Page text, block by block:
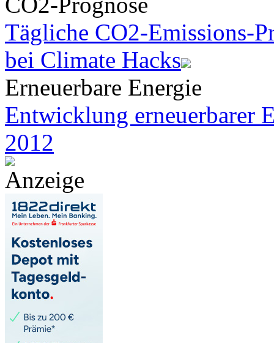
Tägliche CO2-Emissions-
bei Climate Hacks
Erneuerbare Energie
Entwicklung erneuerbarer
2012
Anzeige